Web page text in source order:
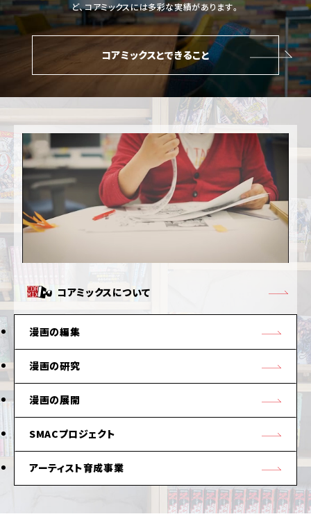
ど、コアミックスには多彩な実績があります。
コアミックスとできること
コアミックスについて
漫画の編集
漫画の研究
漫画の展開
SMACプロジェクト
アーティスト育成事業